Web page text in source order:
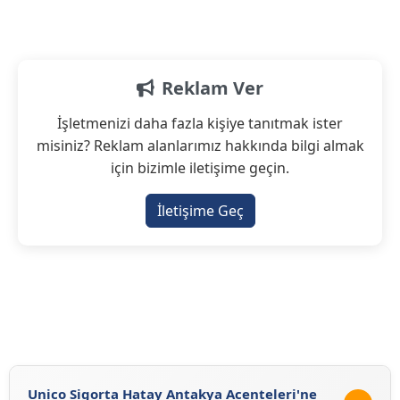
Reklam Ver
İşletmenizi daha fazla kişiye tanıtmak ister
misiniz? Reklam alanlarımız hakkında bilgi almak
için bizimle iletişime geçin.
İletişime Geç
Unico Sigorta Hatay Antakya Acenteleri'ne